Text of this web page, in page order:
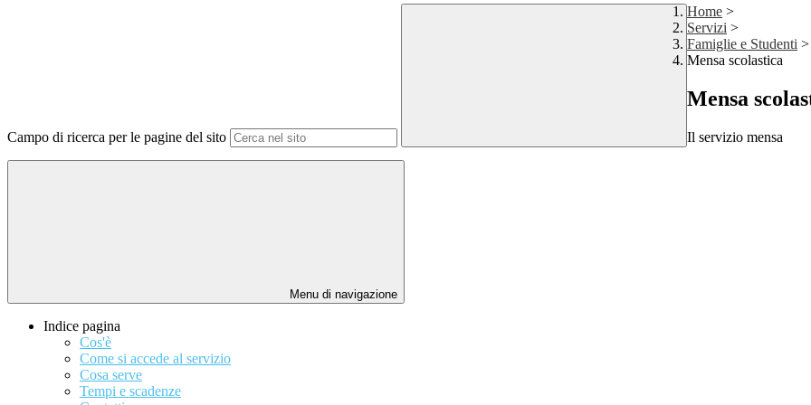
Campo di ricerca per le pagine del sito
Home >
Servizi >
Famiglie e Studenti >
Mensa scolastica
Mensa
Il servizio mensa
Menu di navigazione
Indice pagina
Cos'è
Come si accede al servizio
Cosa serve
Tempi e scadenze